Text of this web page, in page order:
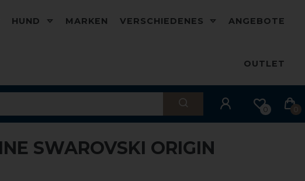
HUND MARKEN VERSCHIEDENES ANGEBOTE
OUTLET
0 0
SWAROVSKI ORIGIN